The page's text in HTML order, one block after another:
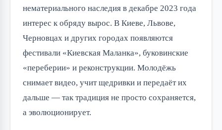
нематериального наследия в декабре 2023 года
интерес к обряду вырос. В Киеве, Львове,
Черновцах и других городах появляются
фестивали «Киевская Маланка», буковинские
«переберии» и реконструкции. Молодёжь
снимает видео, учит щедривки и передаёт их
дальше — так традиция не просто сохраняется,
а эволюционирует.